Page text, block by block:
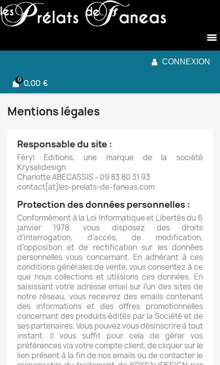
CONNEXION
0,00 €
Mentions légales
Responsable du site :
Féryl Editions, une marque de la société
Krysalidesign
Charlotte ABECASSIS - 09 83 80 31 93
contact[at]les-prelats-de-faneas.com
Protection des données personnelles :
Conformément à la Loi Informatique et Libertés du 6
janvier 1978, vous disposez des droits
d’interrogation, d’accès, de modification,
d’opposition et de rectification sur les données
personnelles vous concernant. En adhérant à ces
conditions générales de vente, vous consentez à ce
que nous collections et utilisions ces données. En
saisissant votre adresse email sur l’un des sites de
notre réseau, vous recevrez des emails contenant
des informations et des offres promotionnelles
concernant des produits édités par la Société et de
ses partenaires. Vous pouvez vous désinscrire à tout
instant. Il vous suffit pour cela de gérer vos
préférences via votre compte client, de cliquer sur le
lien présent à la fin de nos emails ou de contacter le